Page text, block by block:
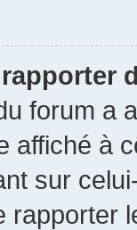
forum a
affiché à
sur
rapporter